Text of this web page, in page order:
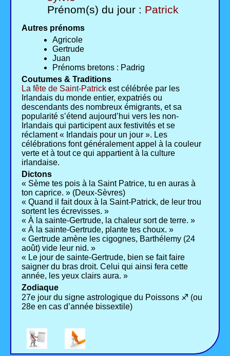
Prénom(s) du jour : Patrick
Autres prénoms
Agricole
Gertrude
Juan
Prénoms bretons : Padrig
Coutumes & Traditions
La fête de Saint-Patrick est célébrée par les
Irlandais du monde entier, expatriés ou
descendants des nombreux émigrants, et sa
popularité s’étend aujourd’hui vers les non-
Irlandais qui participent aux festivités et se
réclament « Irlandais pour un jour ». Les
célébrations font généralement appel à la couleur
verte et à tout ce qui appartient à la culture
irlandaise.
Dictons
« Sème tes pois à la Saint Patrice, tu en auras à
ton caprice. » (Deux-Sèvres)
« Quand il fait doux à la Saint-Patrick, de leur trou
sortent les écrevisses. »
« À la sainte-Gertrude, la chaleur sort de terre. »
« À la sainte-Gertrude, plante tes choux. »
« Gertrude amène les cigognes, Barthélemy (24
août) vide leur nid. »
« Le jour de sainte-Gertrude, bien se fait faire
saigner du bras droit. Celui qui ainsi fera cette
année, les yeux clairs aura. »
Zodiaque
27e jour du signe astrologique du Poissons ♐ (ou
28e en cas d’année bissextile)